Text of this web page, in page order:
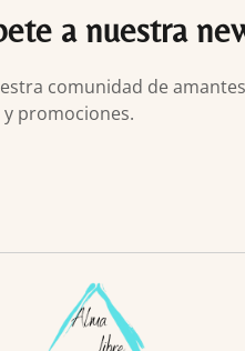
a nuestra
comunidad de
promociones.